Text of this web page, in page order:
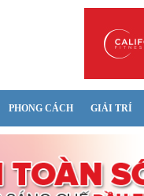
PHONG CÁCH GIẢI TRÍ